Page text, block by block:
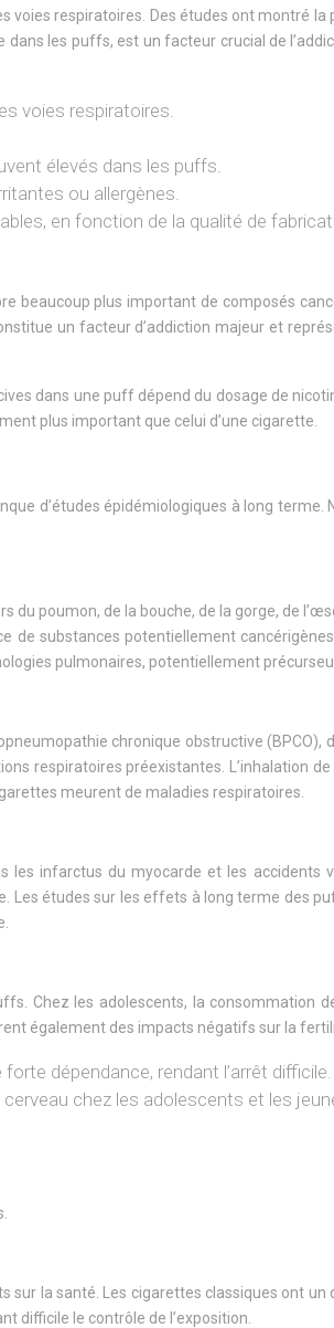
respiratoires. Des études ont montré
les puffs, est un facteur crucial de
voies respiratoires.
élevés dans les puffs.
ou allergènes.
en fonction de la qualité de
beaucoup plus important de composés
un facteur d’addiction majeur et
dans une puff dépend du dosage de
plus important que celui d’une cigarette.
d’études épidémiologiques à long
poumon, de la bouche, de la gorge, de
substances potentiellement
pulmonaires, potentiellement
chronique obstructive (BPCO),
respiratoires préexistantes. L’inhalation
meurent de maladies respiratoires.
infarctus du myocarde et les accidents
études sur les effets à long terme des
Chez les adolescents, la consommation
également des impacts négatifs sur la
dépendance, rendant l’arrêt difficile.
chez les adolescents et les
la santé. Les cigarettes classiques ont
difficile le contrôle de l’exposition.